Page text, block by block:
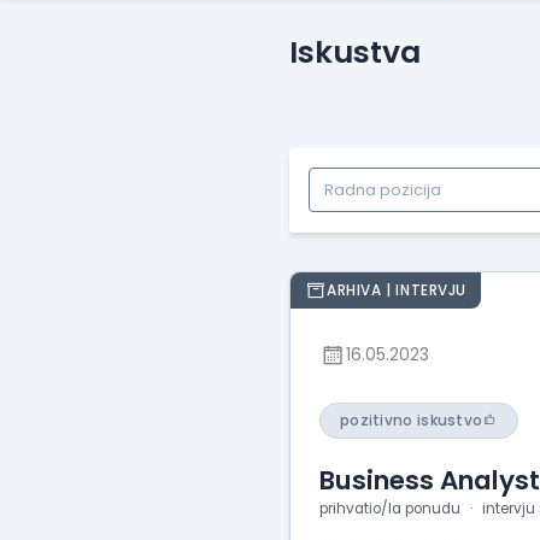
Iskustva
ARHIVA | INTERVJU
16.05.2023
pozitivno iskustvo
Business Analyst
prihvatio/la ponudu intervju